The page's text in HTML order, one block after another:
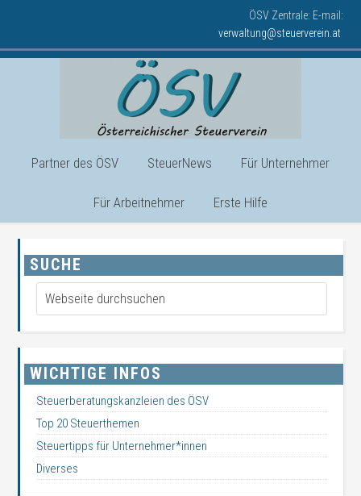
ÖSV Zentrale: E-mail:
verwaltung@steuerverein.at
Partner des ÖSV SteuerNews Für Unternehmer
Für Arbeitnehmer Erste Hilfe
SUCHE
WICHTIGE INFOS
Steuerberatungskanzleien des ÖSV
Top 20 Steuerthemen
Steuertipps für Unternehmer*innen
Diverses